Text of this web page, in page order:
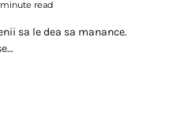
read
sa le dea sa manance.